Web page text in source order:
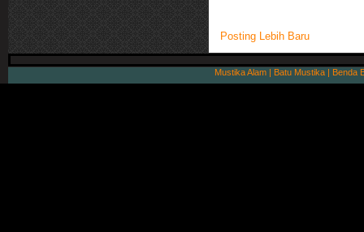
Posting Lebih Baru
Mustika Alam | Batu Mustika | Benda